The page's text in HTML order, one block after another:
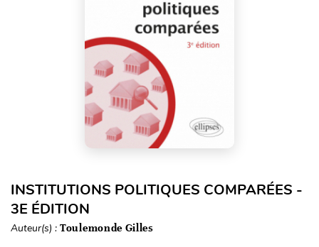
INSTITUTIONS POLITIQUES COMPARÉES -
3E ÉDITION
Auteur(s) : Toulemonde Gilles